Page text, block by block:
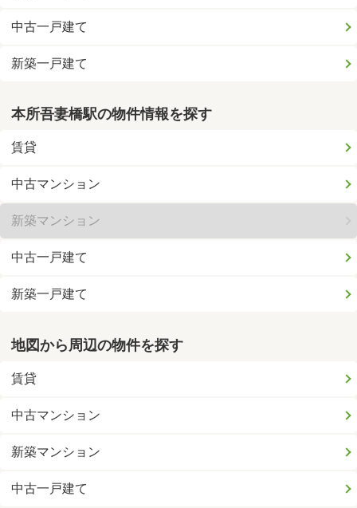
中古一戸建て
新築一戸建て
本所吾妻橋駅の物件情報を探す
賃貸
中古マンション
新築マンション
中古一戸建て
新築一戸建て
地図から周辺の物件を探す
賃貸
中古マンション
新築マンション
中古一戸建て